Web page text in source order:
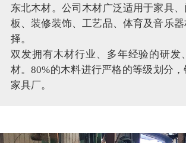
东北木材。公司木材广泛适用于家具
板、装修装饰、工艺品、体育及音乐
择。
双发拥有木材行业、多年经验的研发
材。80%的木料进行严格的等级划分
家具厂。